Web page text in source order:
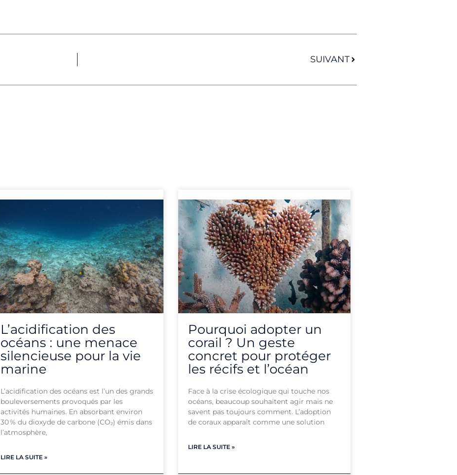
SUIVANT
L’acidification des
océans : une menace
silencieuse pour la vie
marine
L’acidification des océans est l’un des grands
bouleversements provoqués par les
activités humaines. En absorbant environ
30 % du dioxyde de carbone (CO₂) émis dans
l’atmosphère,
LIRE LA SUITE »
Pourquoi adopter un
corail ? Un geste
concret pour protéger
les récifs et l’océan
Face à la crise écologique qui touche nos
océans, beaucoup souhaitent agir mais ne
savent pas toujours comment. L’adoption
de coraux apparaît comme une solution
LIRE LA SUITE »